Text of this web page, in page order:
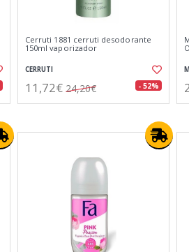
Cerruti 1881 cerruti desodorante
150ml vaporizador
CERRUTI
11,72€ 24,20€ - 52%